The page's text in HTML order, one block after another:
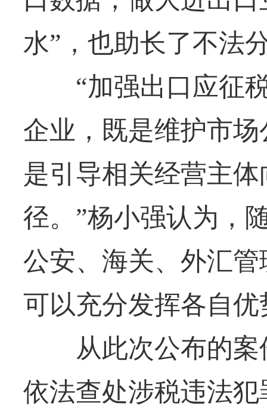
水”，也助长了不法
“加强出口应征税
企业，既是维护市
是引导相关经营主
径。”杨小强认为，
公安、海关、外汇
可以充分发挥各自
从此次公布的案
依法查处涉税违法